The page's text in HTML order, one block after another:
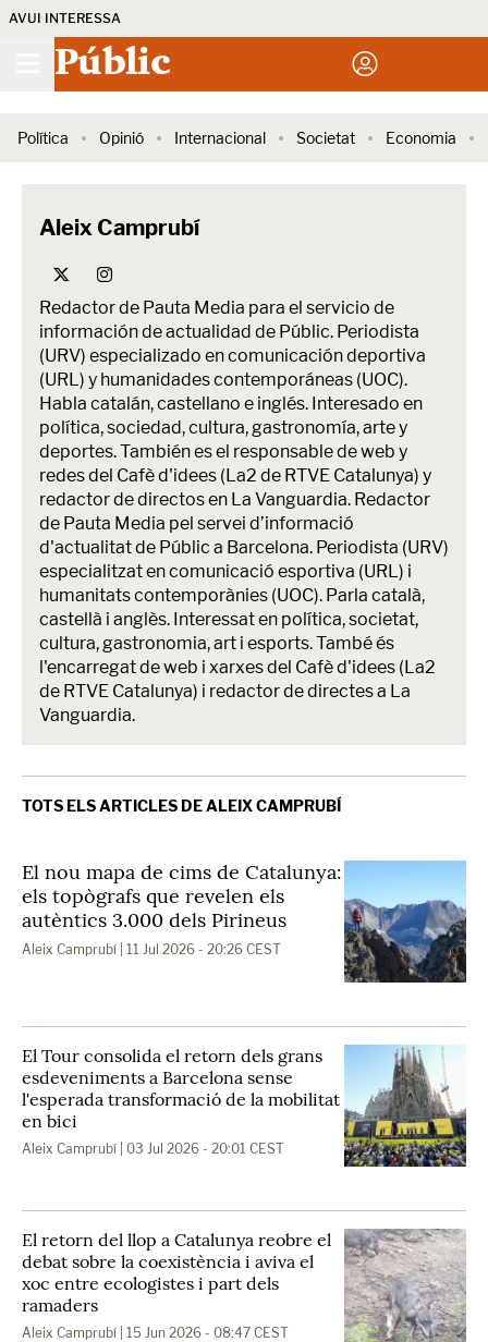
AVUI INTERESSA
Públic
Política Opinió Internacional Societat Economia
Aleix Camprubí
Redactor de Pauta Media para el servicio de
información de actualidad de Públic. Periodista
(URV) especializado en comunicación deportiva
(URL) y humanidades contemporáneas (UOC).
Habla catalán, castellano e inglés. Interesado en
política, sociedad, cultura, gastronomía, arte y
deportes. También es el responsable de web y
redes del Cafè d'idees (La2 de RTVE Catalunya) y
redactor de directos en La Vanguardia. Redactor
de Pauta Media pel servei d’informació
d'actualitat de Públic a Barcelona. Periodista (URV)
especialitzat en comunicació esportiva (URL) i
humanitats contemporànies (UOC). Parla català,
castellà i anglès. Interessat en política, societat,
cultura, gastronomia, art i esports. També és
l'encarregat de web i xarxes del Cafè d'idees (La2
de RTVE Catalunya) i redactor de directes a La
Vanguardia.
TOTS ELS ARTICLES DE ALEIX CAMPRUBÍ
El nou mapa de cims de Catalunya:
els topògrafs que revelen els
autèntics 3.000 dels Pirineus
Aleix Camprubí | 11 Jul 2026 - 20:26 CEST
El Tour consolida el retorn dels grans
esdeveniments a Barcelona sense
l'esperada transformació de la mobilitat
en bici
Aleix Camprubí | 03 Jul 2026 - 20:01 CEST
El retorn del llop a Catalunya reobre el
debat sobre la coexistència i aviva el
xoc entre ecologistes i part dels
ramaders
Aleix Camprubí | 15 Jun 2026 - 08:47 CEST